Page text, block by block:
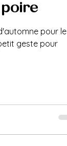
poire
pour le
geste pour